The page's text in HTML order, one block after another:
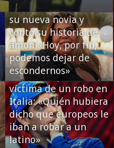
Camilota presentó a
su nueva novia y
contó su historia de
amor: «Hoy, por fin,
podemos dejar de
escondernos»
Franco Colapinto
denunció que fue
víctima de un robo en
Italia: «Quién hubiera
dicho que europeos le
iban a robar a un
latino»